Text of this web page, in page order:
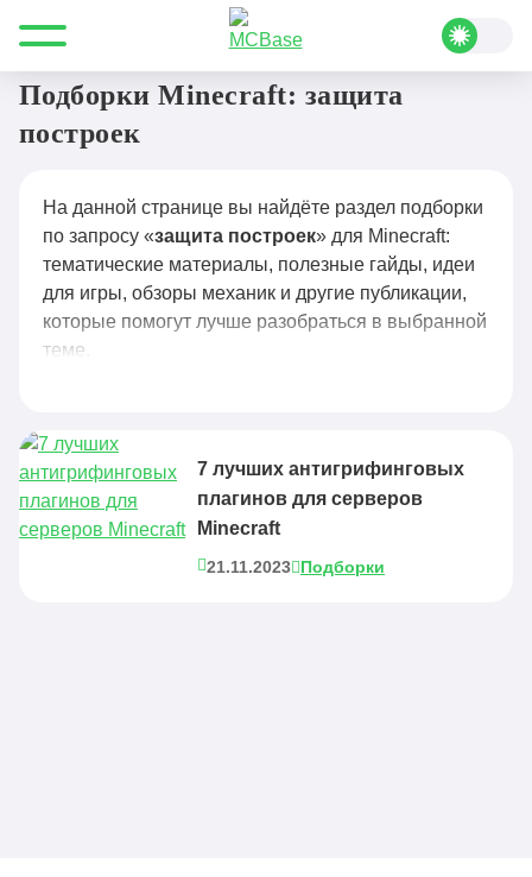
Все для Minecraft защита построек
Подборки Minecraft: защита
построек
На данной странице вы найдёте раздел подборки
по запросу «защита построек» для Minecraft:
тематические материалы, полезные гайды, идеи
для игры, обзоры механик и другие публикации,
которые помогут лучше разобраться в выбранной
теме.
7 лучших антигрифинговых
плагинов для серверов
Minecraft
21.11.2023 Подборки